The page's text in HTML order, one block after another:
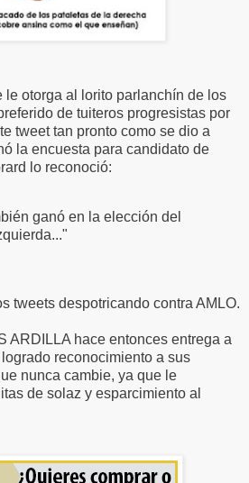
le otorga al lorito parlanchín de los
de tuiteros progresistas por
tweet tan pronto como se dio a
la encuesta para candidato de
lo reconoció:
ganó en la elección del
tweets despotricando contra AMLO.
ARDILLA hace entonces entrega a
reconocimiento a sus
nunca cambie, ya que le
de solaz y esparcimiento al